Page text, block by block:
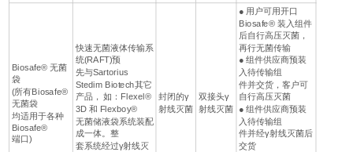
Biosafe® 无菌
袋
(所有Biosafe®
无菌袋
均适用于各种
Biosafe®
端口)
快速无菌液体传输系
统(RAFT)预
先与Sartorius
Stedim Biotech其它
产品， 如：Flexel®
3D 和 Flexboy®
无菌储液袋系统装配
成一体。整
套系统经过γ射线灭
封闭的γ
射线灭菌
双接头γ
射线灭菌
● 用户可用开口
Biosafe® 装入组件
后自行高压灭菌，
再行无菌传输
● 组件供应商预装
入待传输组
件并交货，客户可
自行高压灭菌
● 组件供应商预装
入待传输组
件并经γ射线灭菌后
交货